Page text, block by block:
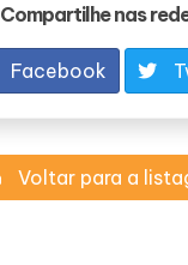
Compartilhe nas
Facebook
Voltar para a